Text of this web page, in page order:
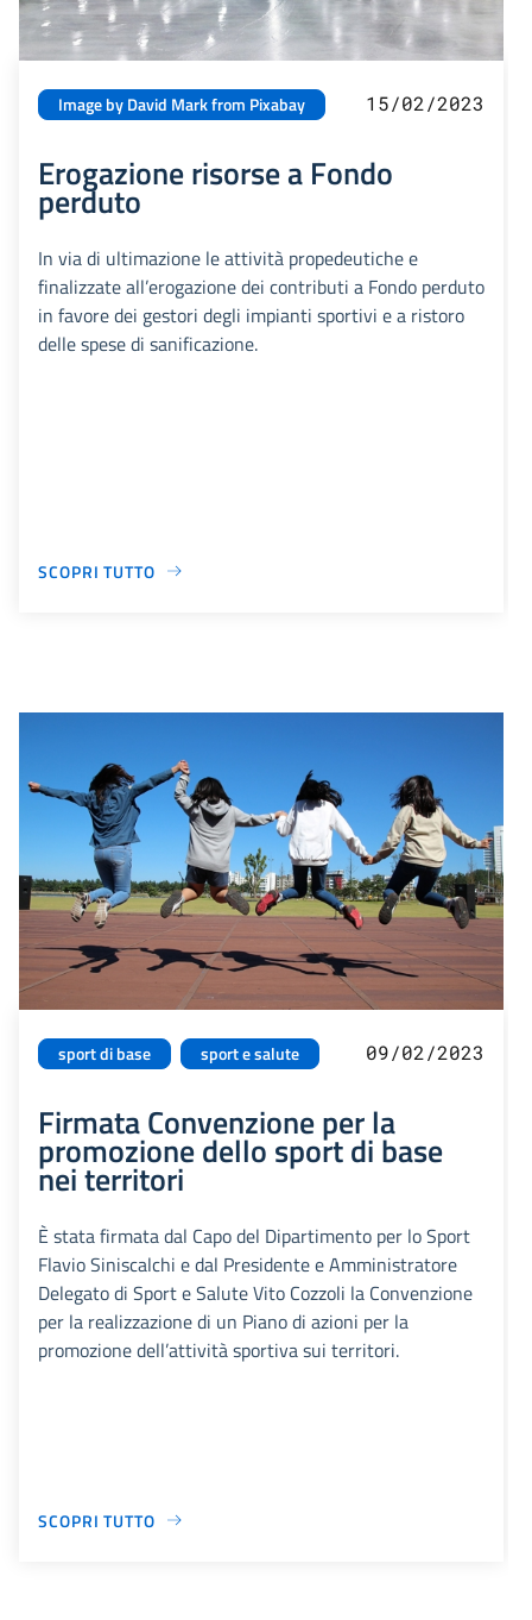
Image by David Mark from Pixabay 15/02/2023
Erogazione risorse a Fondo
perduto
In via di ultimazione le attività propedeutiche e
finalizzate all’erogazione dei contributi a Fondo perduto
in favore dei gestori degli impianti sportivi e a ristoro
delle spese di sanificazione.
SCOPRI TUTTO
sport di base sport e salute 09/02/2023
Firmata Convenzione per la
promozione dello sport di base
nei territori
È stata firmata dal Capo del Dipartimento per lo Sport
Flavio Siniscalchi e dal Presidente e Amministratore
Delegato di Sport e Salute Vito Cozzoli la Convenzione
per la realizzazione di un Piano di azioni per la
promozione dell’attività sportiva sui territori.
SCOPRI TUTTO